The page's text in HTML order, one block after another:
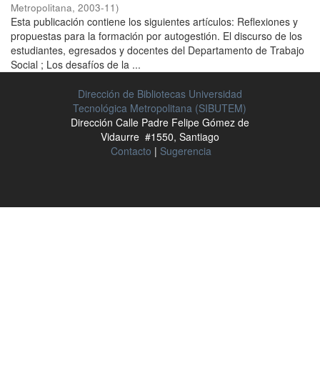
Metropolitana, 2003-11)
Esta publicación contiene los siguientes artículos: Reflexiones y
propuestas para la formación por autogestión. El discurso de los
estudiantes, egresados y docentes del Departamento de Trabajo
Social ; Los desafíos de la ...
Dirección de Bibliotecas Universidad
Tecnológica Metropolitana (SIBUTEM)
Dirección Calle Padre Felipe Gómez de
Vidaurre #1550, Santiago
Contacto | Sugerencia